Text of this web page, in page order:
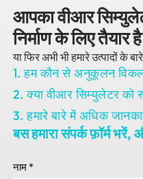
आपका वीआर
निर्माण के लिए तैयार
या फिर अभी भी हमारे उत्पादों के
1. हम कौन से अनुकूलन
2. क्या वीआर सिम्युलेटर को
3. हमारे बारे में अधिक
बस हमारा संपर्क फ़ॉर्म
नाम *